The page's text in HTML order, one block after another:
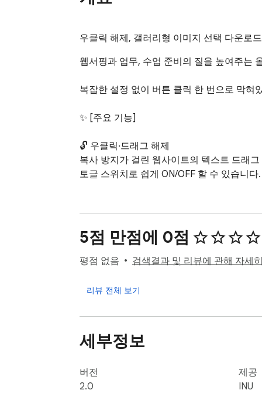
우클릭 해제, 갤러리형 이미지 선택 다운로
웹서핑과 업무, 수업 준비의 질을 높여주는
복잡한 설정 없이 버튼 클릭 한 번으로 막혀
✨ [주요 기능]
🔓 우클릭·드래그 해제
복사 방지가 걸린 웹사이트의 텍스트 드래
토글 스위치로 쉽게 ON/OFF 할 수 있습니다.
페이지 내의 모든 이미지를 찾아냅니다.
네이버 블로그 등에서 지연 로딩되거나 콜
'다담아_이미지' 전용 폴더에 날짜 및 원본
PDF, HWP, PPT, ZIP, 엑셀 등 페이지 내에
현재 보고 있는 화면을 즉시 고화질 PNG로
✏️ 글자수 & 나이스(NEIS) 바이트 계산기
일반적인 공백 포함/제외 글자수뿐만 아니
5점 만점에 0점
평점 없음 검색결과 및 리뷰에 관해 자세
리뷰 전체 보기
세부정보
버전
2.0
제공
INU